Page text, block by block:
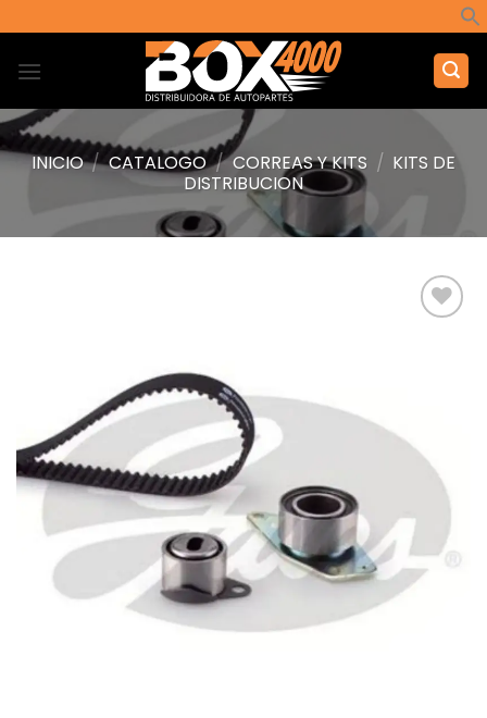
al
contenido
INICIO / CATALOGO / CORREAS Y KITS / KITS DE
DISTRIBUCION